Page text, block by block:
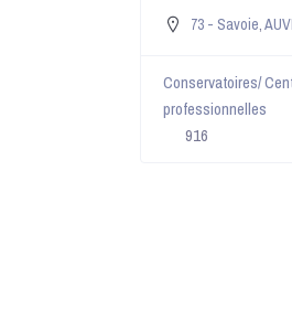
73 - Savoie,
Conservatoires/
professionnelles
916